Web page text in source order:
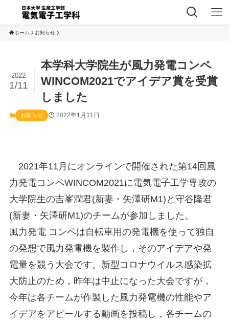
ホーム お知らせ
本学科大学院生が風力発電コンペ
WINCOM2021でアイデア賞を受賞
しました
2022
1/11
お知らせ 2022年1月11日
2021年11月にオンラインで開催された第14回風
力発電コンペWINCOM2021に電気電子工学専攻の
大学院生の吉峯潤君(新妻・矢澤研M1)と守谷隆君
(新妻・矢澤研M1)のチームが参加しました。
風力発電 コンペは自転車用の発電機を使って独自
の発想で風力発電機を製作し，そのアイデアや発
電量を競う大会です。新型コロナウイルス感染拡
大防止のため，昨年は中止になった大会ですが，
今年は各チームが作製した風力発電機の性能やア
イデアをアピールする動画を投稿し，各チームの